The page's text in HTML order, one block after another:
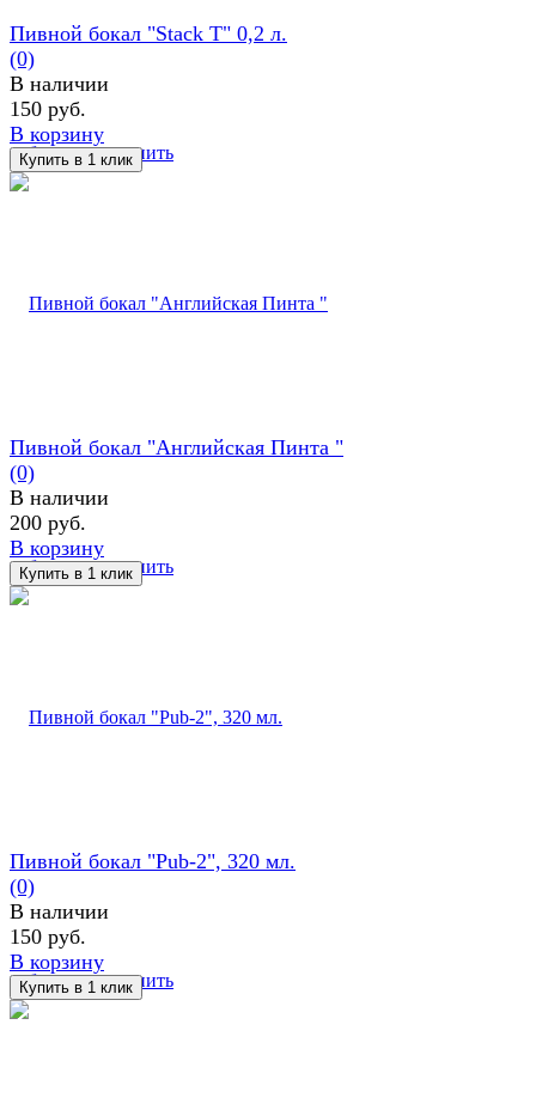
избранное сравнить
Пивной бокал "Stack T" 0,2 л.
(0)
В наличии
150 руб.
В корзину
избранное сравнить
Пивной бокал "Английская Пинта "
(0)
В наличии
200 руб.
В корзину
избранное сравнить
Пивной бокал "Pub-2", 320 мл.
(0)
В наличии
150 руб.
В корзину